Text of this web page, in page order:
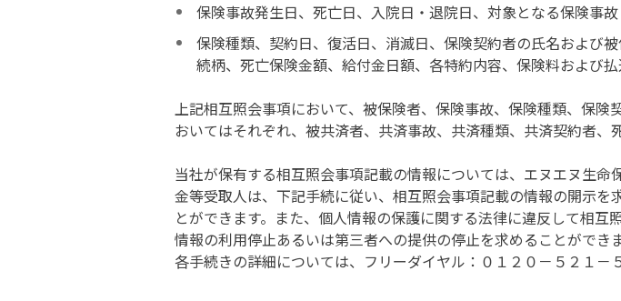
保険事故発生日、死亡日、入院日・退院日、対象となる保険事
保険種類、契約日、復活日、消滅日、保険契約者の氏名および
続柄、死亡保険金額、給付金日額、各特約内容、保険料および
上記相互照会事項において、被保険者、保険事故、保険種類、保
おいてはそれぞれ、被共済者、共済事故、共済種類、共済契約者、
当社が保有する相互照会事項記載の情報については、エヌエヌ生
金等受取人は、下記手続に従い、相互照会事項記載の情報の開示
とができます。また、個人情報の保護に関する法律に違反して相
情報の利用停止あるいは第三者への提供の停止を求めることができま
各手続きの詳細については、フリーダイヤル：０１２０－５２１－